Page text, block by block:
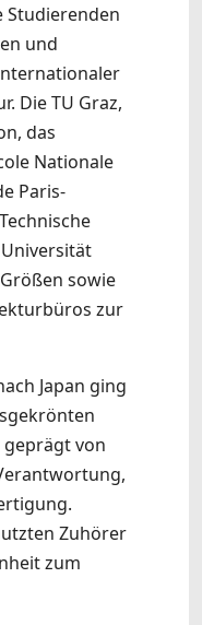
und
Die TU Graz,
das
Nationale
Paris-
sowie
zur
Japan ging
von
Zuhörer
zum